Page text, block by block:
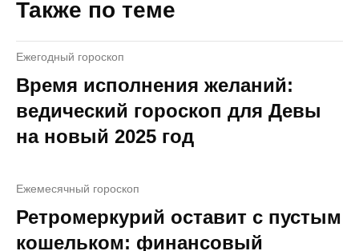
Также по теме
Ежегодный гороскоп
Время исполнения желаний:
ведический гороскоп для Девы
на новый 2025 год
Ежемесячный гороскоп
Ретромеркурий оставит с пустым
кошельком: финансовый